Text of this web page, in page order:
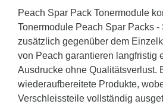
Peach Spar Pack Tonermodule
Tonermodule Peach Spar Packs -
zusätzlich gegenüber dem
von Peach garantieren langfristig
Ausdrucke ohne Qualitätsverlust.
wiederaufbereitete Produkte,
Verschleissteile vollständig